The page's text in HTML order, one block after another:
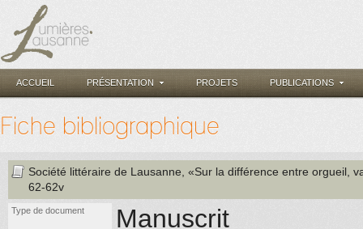
ACCUEIL PRÉSENTATION PROJETS PUBLICATIONS
Fiche bibliographique
Société littéraire de Lausanne , «Sur la différence entre orgueil,
62-62v
Type de document Manuscrit